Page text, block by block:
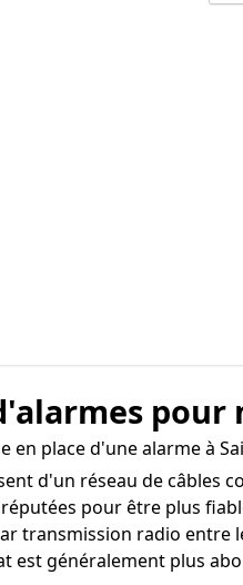
pour
en place d'une alarme à
d'un réseau de câbles
pour être plus
transmission radio entre
est généralement plus